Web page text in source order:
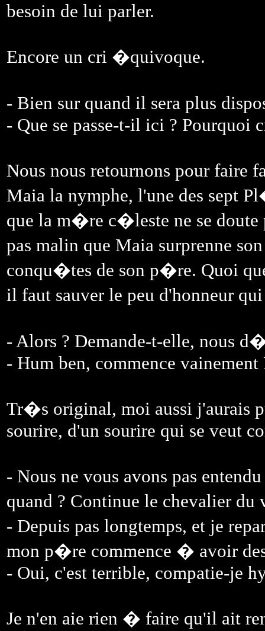
besoin de lui parler.
Encore un cri �quivoque.
- Bien sur quand il sera plus
- Que se passe-t-il ici ? Pourquoi
Nous nous retournons pour
Maia la nymphe, l'une des sept
que la m�re c�leste ne se doute
pas malin que Maia surprenne
conqu�tes de son p�re. Quoi
il faut sauver le peu d'honneur
- Alors ? Demande-t-elle, nous
- Hum ben, commence
Tr�s original, moi aussi j'aurais
sourire, d'un sourire qui se veut
- Nous ne vous avons pas
quand ? Continue le chevalier
- Depuis pas longtemps, et je
mon p�re commence � avoir
- Oui, c'est terrible, compatie-je
Je n'en aie rien � faire qu'il ait